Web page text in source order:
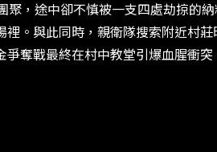
，途中卻不慎被一支四處劫掠的
。與此同時，親衛隊搜索附近村
奪戰最終在村中教堂引爆血腥衝突